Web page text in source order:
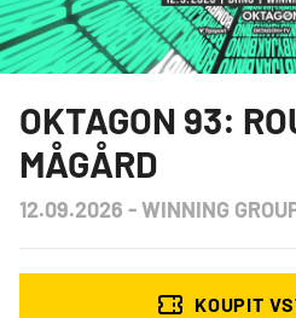
OKTAGON 93:
MÅGÅRD
12.09.2026 -WINNING
KOUPIT